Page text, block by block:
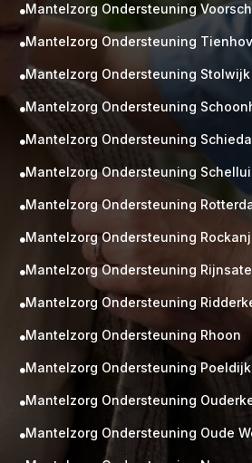
Mantelzorg Ondersteuning
Mantelzorg Ondersteuning
Mantelzorg Ondersteuning Stolwijk
Mantelzorg Ondersteuning
Mantelzorg Ondersteuning
Mantelzorg Ondersteuning
Mantelzorg Ondersteuning
Mantelzorg Ondersteuning
Mantelzorg Ondersteuning
Mantelzorg Ondersteuning
Mantelzorg Ondersteuning Rhoon
Mantelzorg Ondersteuning Poeldijk
Mantelzorg Ondersteuning
Mantelzorg Ondersteuning Oude